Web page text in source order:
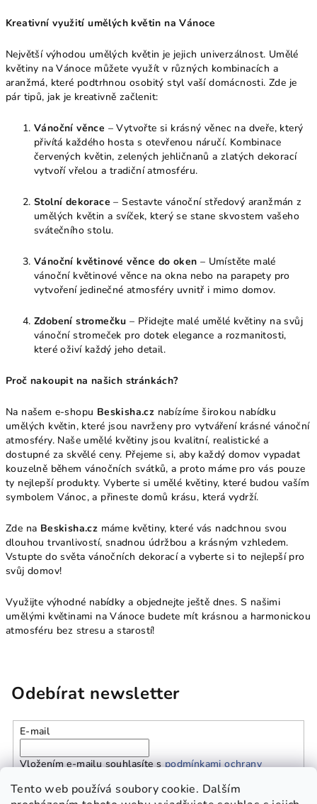
Tento web používá soubory cookie. Dalším
Kreativní využití umělých květin na Vánoce
Největší výhodou umělých květin je jejich univerzálnost. Umělé
květiny na Vánoce můžete využít v různých kombinacích a
aranžmá, které podtrhnou osobitý styl vaší domácnosti. Zde je
pár tipů, jak je kreativně začlenit:
Vánoční věnce – Vytvořte si krásný věnec na dveře, který
přivítá každého hosta s otevřenou náručí. Kombinace
červených květin, zelených jehličnanů a zlatých dekorací
vytvoří vřelou a tradiční atmosféru.
Stolní dekorace – Sestavte vánoční středový aranžmán z
umělých květin a svíček, který se stane skvostem vašeho
svátečního stolu.
Vánoční květinové věnce do oken – Umístěte malé
vánoční květinové věnce na okna nebo na parapety pro
vytvoření jedinečné atmosféry uvnitř i mimo domov.
Zdobení stromečku – Přidejte malé umělé květiny na svůj
vánoční stromeček pro dotek elegance a rozmanitosti,
které oživí každý jeho detail.
Proč nakoupit na našich stránkách?
Na našem e-shopu Beskisha.cz nabízíme širokou nabídku
umělých květin, které jsou navrženy pro vytváření krásné vánoční
atmosféry. Naše umělé květiny jsou kvalitní, realistické a
dostupné za skvělé ceny. Přejeme si, aby každý domov vypadat
kouzelně během vánočních svátků, a proto máme pro vás pouze
ty nejlepší produkty. Vyberte si umělé květiny, které budou vaším
symbolem Vánoc, a přineste domů krásu, která vydrží.
Zde na Beskisha.cz máme květiny, které vás nadchnou svou
dlouhou trvanlivostí, snadnou údržbou a krásným vzhledem.
Vstupte do světa vánočních dekorací a vyberte si to nejlepší pro
svůj domov!
Využijte výhodné nabídky a objednejte ještě dnes. S našimi
umělými květinami na Vánoce budete mít krásnou a harmonickou
atmosféru bez stresu a starostí!
Odebírat newsletter
E-mail
Vložením e-mailu souhlasíte spodmínkami ochrany